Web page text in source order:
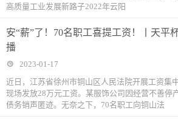
高质量工业发展新路子2022年云阳
安“薪”了！70名职工喜提工资！丨天平
播
2023-01-17
近日，江苏省徐州市铜山区人民法院开展工资集
现场发放28万元工资。某服饰公司因经营不善停
债务销声匿迹。无奈之下，70名职工向铜山法